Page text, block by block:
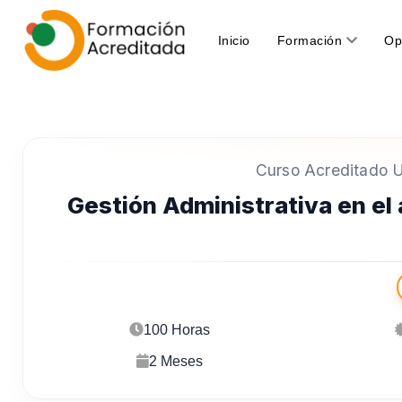
Inicio(current)Formación
Curso Acreditado
Gestión Administrativa en
100 Horas
2 Meses